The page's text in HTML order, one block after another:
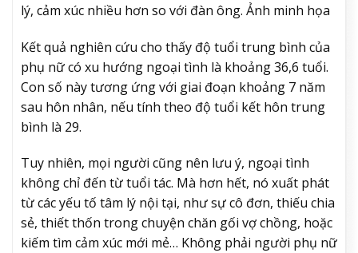
lý, cảm xúc nhiều hơn so với đàn ông. Ảnh minh họa
Kết quả nghiên cứu cho thấy độ tuổi trung bình của
phụ nữ có xu hướng ngoại tình là khoảng 36,6 tuổi.
Con số này tương ứng với giai đoạn khoảng 7 năm
sau hôn nhân, nếu tính theo độ tuổi kết hôn trung
bình là 29.
Tuy nhiên, mọi người cũng nên lưu ý, ngoại tình
không chỉ đến từ tuổi tác. Mà hơn hết, nó xuất phát
từ các yếu tố tâm lý nội tại, như sự cô đơn, thiếu chia
sẻ, thiết thốn trong chuyện chăn gối vợ chồng, hoặc
kiếm tìm cảm xúc mới mẻ… Không phải người phụ nữ